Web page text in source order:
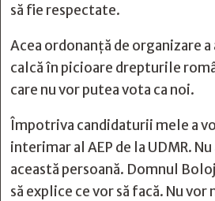
să fie respectate.
Acea ordonanță de organizare
calcă în picioare drepturile
care nu vor putea vota ca noi.
Împotriva candidaturii mele a
interimar al AEP de la UDMR.
această persoană. Domnul
să explice ce vor să facă. Nu vor